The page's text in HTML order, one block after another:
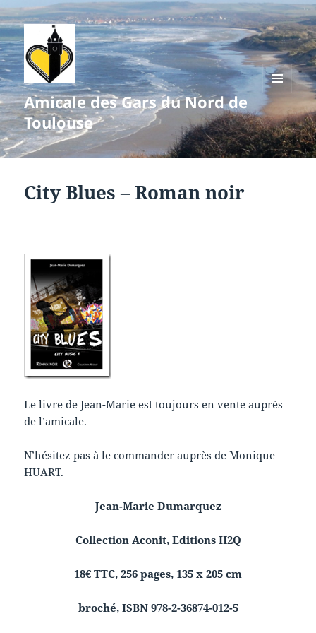
Amicale des Gars du Nord de
Toulouse
MENU
WIDGETS
City Blues – Roman noir
Le livre de Jean-Marie est toujours en vente auprès
de l’amicale.
N’hésitez pas à le commander auprès de Monique
HUART.
Jean-Marie Dumarquez
Collection Aconit, Editions H2Q
18€ TTC, 256 pages, 135 x 205 cm
broché, ISBN 978-2-36874-012-5